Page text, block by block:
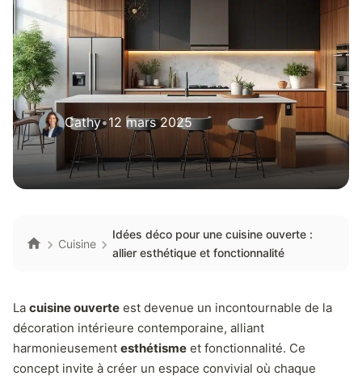
Cathy•12 mars 2025
Cuisine
Idées déco pour une cuisine ouverte :
allier esthétique et fonctionnalité
La cuisine ouverte est devenue un incontournable de la
décoration intérieure contemporaine, alliant
harmonieusement esthétisme et fonctionnalité. Ce
concept invite à créer un espace convivial où chaque